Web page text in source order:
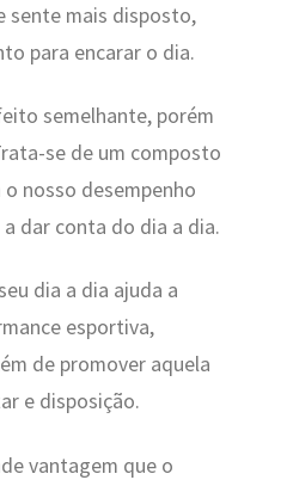
sente mais disposto,
para encarar o dia.
semelhante, porém
se de um composto
nosso desempenho
dar conta do dia a dia.
dia a dia ajuda a
esportiva,
de promover aquela
e disposição.
vantagem que o